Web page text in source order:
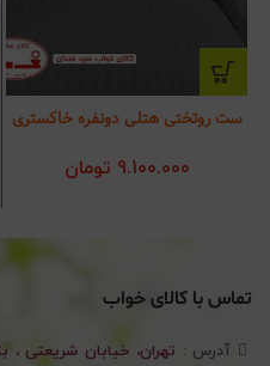
ست روتختی هتلی دونفره خاکستری
9.100.000 تومان
تماس با کالای خواب
آدرس : تهران، خیابان شریعتی ،